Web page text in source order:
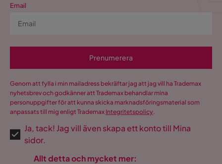
Email
Prenumerera
Genom att fylla i min mailadress bekräftar jag att jag vill ha Trademax
nyhetsbrev och godkänner att Trademax behandlar mina
personuppgifter för att kunna skicka marknadsföringsmaterial som
anpassats till mig enligt Trademax Integritetspolicy.
Ja, tack! Jag vill även skapa ett konto till Mina
sidor.
Allt detta och mycket mer: